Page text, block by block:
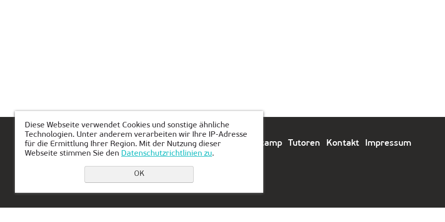
Hauptseite Über KIBERone Module Feriencamp Tutoren Kontakt Impressum
Diese Webseite verwendet Cookies und sonstige ähnliche
Technologien. Unter anderem verarbeiten wir Ihre IP-Adresse
für die Ermittlung Ihrer Region. Mit der Nutzung dieser
Webseite stimmen Sie den Datenschutzrichtlinien zu.
OK